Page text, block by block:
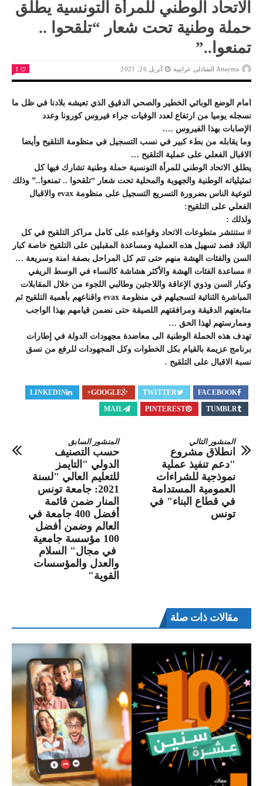
الاتحاد الوطني للمرأة التونسية يطلق
حملة وطنية تحت شعار “تلقحوا ..
تمنعوا..”
Attayma الشاذلي عرايبية أبريل 26, 2021 1
امام الوضع الوبائي الخطير والصحي الدقيق الذي تعيشه بلادنا في ظل ما
نسجله يوميا من ارتفاع لعدد الوفيات جراء فيروس كورونا وعدد
الإصابات بهذا الفيروس ….
وما يقابله من بطء كبير في نسب التسجيل في منظومة التلقيح وأيضا
الاقبال الفعلي على عملية التلقيح …
يطلق الاتحاد الوطني للمرأة التونسية حملة وطنية تشارك فيها كل
تمثيلياته الوطنية والجهوية والمحلية تحت شعار “تلقحوا .. تمنعوا..” وذلك
لتوعية الناس بضرورة التسريع التسجيل على منظومة evax والاقبال
الفعلي على التلقيح:
ولذلك :
# ستنتشر متطوعات الاتحاد وقواعده على كامل مراكز التلقيح في كل
البلاد قصد تسهيل هذه العملية ومساعدة المقبلين على التلقيح خاصة كبار
السن والفئات الهشة منهم حتى تتم كل المراحل بصفة امنة وسريعة …
# مساعدة الفئات الهشة والأكثر هشاشة كالنساء في الوسط الريفي
وكبار السن وذوي الإعاقة واللاجئين وطالبي اللجوء من خلال المقابلات
المباشرة الثنائية لتسجيلهم في منظومة evax واقناعهم بأهمية التلقيح ثم
متابعتهم الدقيقة ومرافقتهم اللصيقة حتى نضمن قيامهم بهذا الواجب
وممارستهم لهذا الحق …
تهدف هذه الحملة الوطنية الى معاضدة مجهودات الدولة في إطارات
برنامج عزيمة بالقيام بكل الخطوات وكل المجهودات للرفع من نسق
نسبة الاقبال على التلقيح .
FACEBOOK
TWITTER
GOOGLE+
LINKEDIN
TUMBLR
PINTEREST
MAIL
المنشور السابق
حسب التصنيف
الدولي "التايمز
للتعليم العالي "لسنة
2021: جامعة تونس
المنار ضمن قائمة
أفضل 400 جامعة في
العالم وضمن أفضل
100 مؤسسة جامعية
في مجال" السلام
والعدل والمؤسسات
القوية"
المنشور التالي
انطلاق مشروع
"دعم تنفيذ عملية
نموذجية للشراءات
العمومية المستدامة
في قطاع البناء" في
تونس
مقالات ذات صلة